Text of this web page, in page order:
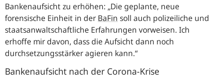
Bankenaufsicht zu erhöhen: „Die geplante, neue
forensische Einheit in der BaFin soll auch polizeiliche und
staatsanwaltschaftliche Erfahrungen vorweisen. Ich
erhoffe mir davon, dass die Aufsicht dann noch
durchsetzungsstärker agieren kann.“
Bankenaufsicht nach der Corona-Krise